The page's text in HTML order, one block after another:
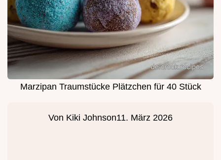
Marzipan Traumstücke Plätzchen für 40 Stück
Von Kiki Johnson11. März 2026